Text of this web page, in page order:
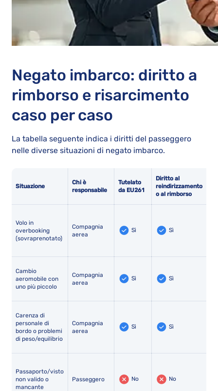
Negato imbarco: diritto a
rimborso e risarcimento
caso per caso
La tabella seguente indica i diritti del passeggero
nelle diverse situazioni di negato imbarco.
Situazione
Chi è
responsabile
Tutelato
da EU261
Diritto al
reindirizzamento
o al rimborso
Volo in
overbooking
(sovraprenotato)
Compagnia
aerea
Sì Sì
Cambio
aeromobile con
uno più piccolo
Compagnia
aerea
Sì Sì
Carenza di
personale di
bordo o problemi
di peso/equilibrio
Compagnia
aerea
Sì Sì
Passaporto/visto
non valido o
mancante
Passeggero No No